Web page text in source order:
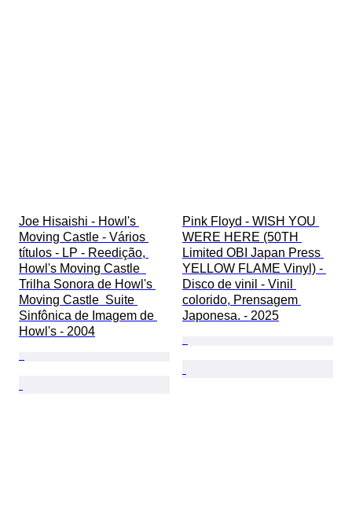
Joe Hisaishi - Howl's
Moving Castle - Vários
títulos - LP - Reedição,
Howl's Moving Castle
Trilha Sonora de Howl's
Moving Castle  Suite
Sinfônica de Imagem de
Howl's - 2004
Pink Floyd - WISH YOU
WERE HERE (50TH
Limited OBI Japan Press
YELLOW FLAME Vinyl) -
Disco de vinil - Vinil
colorido, Prensagem
Japonesa. - 2025